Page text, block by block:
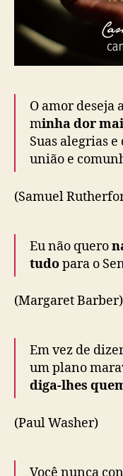
​O amor deseja
minha dor
Suas alegrias
união e
(Samuel
Eu não quero
tudopara o
(Margaret Barber)
Em vez de
um plano
diga-lhes
(Paul Washer)
Você nunca